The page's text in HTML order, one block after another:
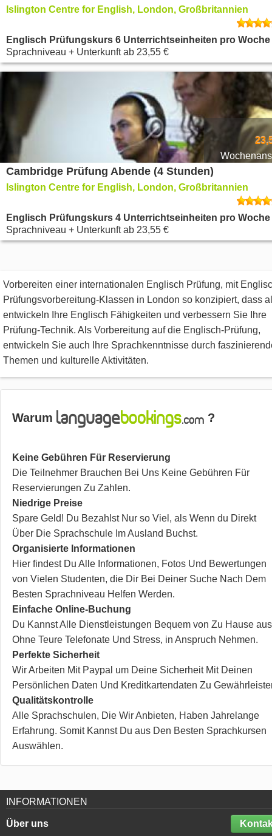
Islington Centre for English, London, Großbritannien
Englisch Prüfungskurs 6 Unterrichtseinheiten pro Woche
Sprachniveau + Unterkunftab 23,55 €
Cambridge Prüfung Abende (4 Stunden)
Islington Centre for English, London, Großbritannien
Englisch Prüfungskurs 4 Unterrichtseinheiten pro Woche
Sprachniveau + Unterkunftab 23,55 €
Vorbereiten einer internationalen Englisch Prüfung, mit
Prüfungsvorbereitung-Klassen in London so konzipiert, dass
entwickeln Ihre Englisch Fähigkeiten und verbessern Sie Ihre
Prüfung-Technik. Als Vorbereitung auf die Englisch-Prüfung,
entwickeln Sie auch Ihre Sprachkenntnisse durch
Themen und kulturelle Aktivitäten.
Warum ?
Keine Gebühren Für Reservierung
Die Teilnehmer Brauchen Bei Uns Keine Gebühren Für
Reservierungen Zu Zahlen.
Niedrige Preise
Spare Geld! Du Bezahlst Nur so Viel, als Wenn du Direkt
Über Die Sprachschule Im Ausland Buchst.
Organisierte Informationen
Hier findest Du Alle Informationen, Fotos Und Bewertungen
von Vielen Studenten, die Dir Bei Deiner Suche Nach Dem
Besten Sprachniveau Helfen Werden.
Einfache Online-Buchung
Du Kannst Alle Dienstleistungen Bequem von Zu Hause
Ohne Teure Telefonate Und Stress, in Anspruch Nehmen.
Perfekte Sicherheit
Wir Arbeiten Mit Paypal um Deine Sicherheit Mit Deinen
Persönlichen Daten Und Kreditkartendaten Zu
Qualitätskontrolle
Alle Sprachschulen, Die Wir Anbieten, Haben Jahrelange
Erfahrung. Somit Kannst Du aus Den Besten Sprachkursen
Auswählen.
INFORMATIONEN
Über uns